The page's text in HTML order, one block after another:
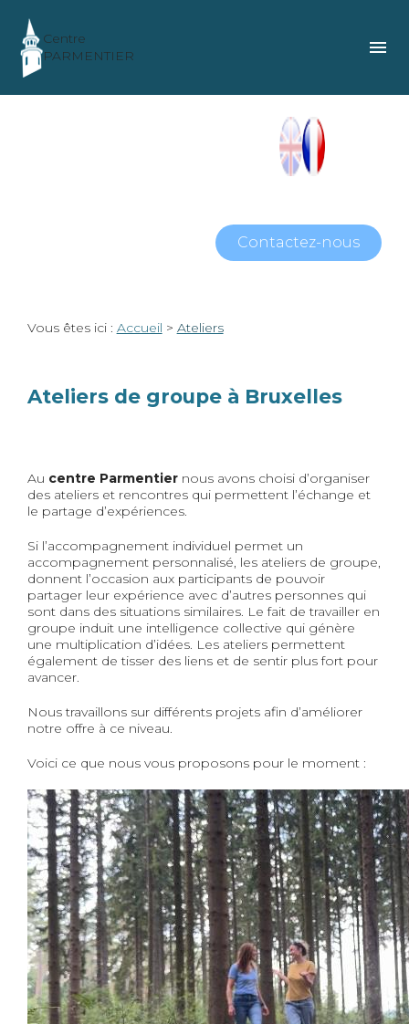
Centre
PARMENTIER
menu
Contactez-nous
Vous êtes ici : Accueil > Ateliers
Ateliers de groupe à Bruxelles
Au centre Parmentiernous avons choisi d’organiser
des ateliers et rencontres qui permettent l’échange et
le partage d’expériences.
Si l’accompagnement individuel permet un
accompagnement personnalisé, les ateliers de groupe,
donnent l’occasion aux participants de pouvoir
partager leur expérience avec d’autres personnes qui
sont dans des situations similaires. Le fait de travailler en
groupe induit une intelligence collective qui génère
une multiplication d’idées. Les ateliers permettent
également de tisser des liens et de sentir plus fort pour
avancer.
Nous travaillons sur différents projets afin d’améliorer
notre offre à ce niveau.
Voici ce que nous vous proposons pour le moment :